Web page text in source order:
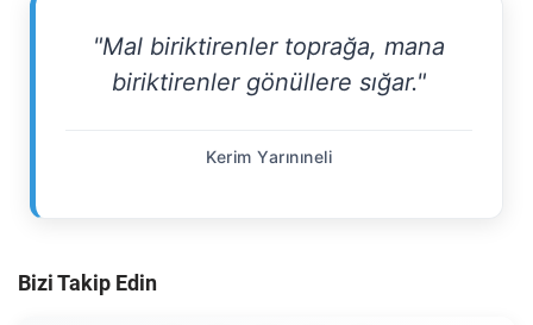
"Mal biriktirenler toprağa, mana
biriktirenler gönüllere sığar."
Kerim Yarınıneli
Bizi Takip Edin